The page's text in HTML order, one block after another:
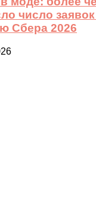
число
Сбера 2026